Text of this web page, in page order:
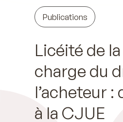
Publications
Licéité de
charge du
l’acheteur
à la CJUE